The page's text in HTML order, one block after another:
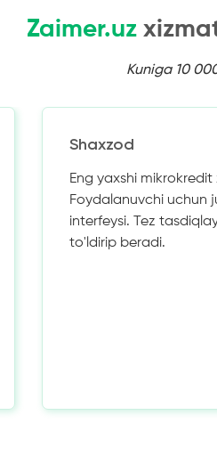
Zaimer.uz
Kuniga 10
Shaxzod
Eng yaxshi
Foydalanuvchi uchun
interfeysi. Tez
to'ldirip beradi.